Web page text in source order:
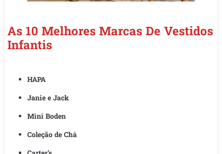
As 10 Melhores Marcas De Vestidos
Infantis
HAPA
Janie e Jack
Mini Boden
Coleção de Chá